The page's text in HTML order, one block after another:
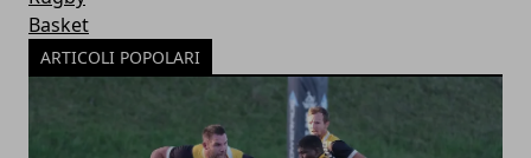
Basket
ARTICOLI POPOLARI